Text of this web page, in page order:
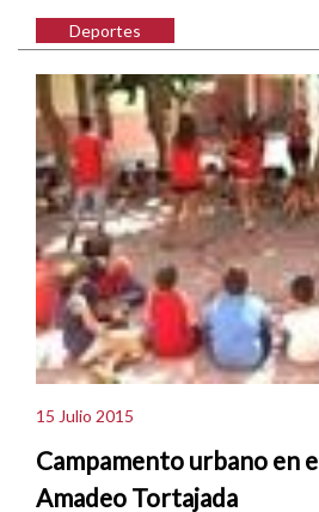
Deportes
15 Julio 2015
Campamento urbano en
Amadeo Tortajada